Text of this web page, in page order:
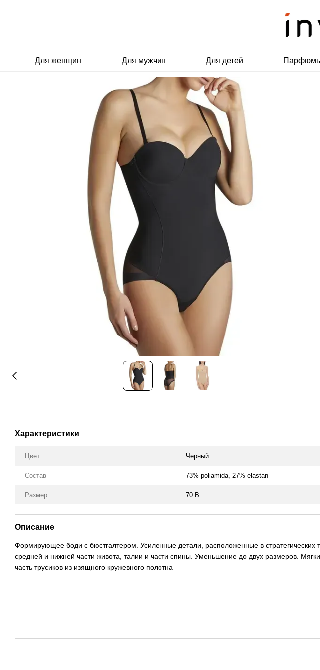
Для женщин Для мужчин Для детей
Характеристики
Цвет Черный
Состав 73% poliamida, 27% elastan
Размер 70 B
Описание
Формирующее боди с бюстгалтером. Усиленные детали, расположенные в стратегических
средней и нижней части живота, талии и части спины. Уменьшение до двух размеров.
часть трусиков из изящного кружевного полотна